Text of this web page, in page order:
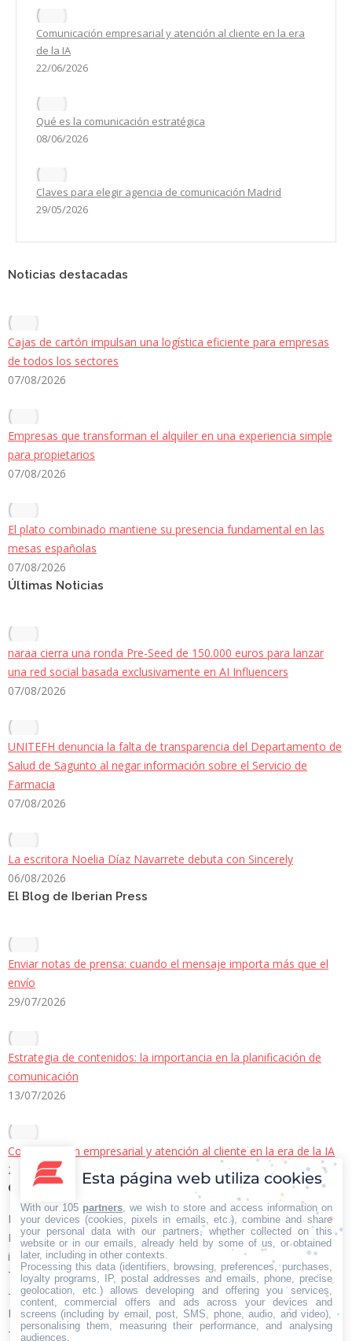
Comunicación empresarial y atención al cliente en la era
de la IA
22/06/2026
Qué es la comunicación estratégica
08/06/2026
Claves para elegir agencia de comunicación Madrid
29/05/2026
Noticias destacadas
Cajas de cartón impulsan una logística eficiente para empresas
de todos los sectores
07/08/2026
Empresas que transforman el alquiler en una experiencia simple
para propietarios
07/08/2026
El plato combinado mantiene su presencia fundamental en las
mesas españolas
07/08/2026
Últimas Noticias
naraa cierra una ronda Pre-Seed de 150.000 euros para lanzar
una red social basada exclusivamente en AI Influencers
07/08/2026
UNITEFH denuncia la falta de transparencia del Departamento de
Salud de Sagunto al negar información sobre el Servicio de
Farmacia
07/08/2026
La escritora Noelia Díaz Navarrete debuta con Sincerely
06/08/2026
El Blog de Iberian Press
Enviar notas de prensa: cuando el mensaje importa más que el
envío
29/07/2026
Estrategia de contenidos: la importancia en la planificación de
comunicación
13/07/2026
Comunicación empresarial y atención al cliente en la era de la IA
22/06/2026
Contacto Iberian Press
Principales vías de contacto:
E-mail:
info@iberianpress.es
Teléfono:
+34 911863556
Fax:
+34 911863556
Esta página web utiliza cookies
With our 105 partners , we wish to store and access information on
your devices (cookies, pixels in emails, etc.), combine and share
your personal data with our partners, whether collected on this
website or in our emails, already held by some of us, or obtained
later, including in other contexts.
Processing this data (identifiers, browsing, preferences, purchases,
loyalty programs, IP, postal addresses and emails, phone, precise
geolocation, etc.) allows developing and offering you services,
content, commercial offers and ads across your devices and
screens (including by email, post, SMS, phone, audio, and video),
personalising them, measuring their performance, and analysing
audiences.